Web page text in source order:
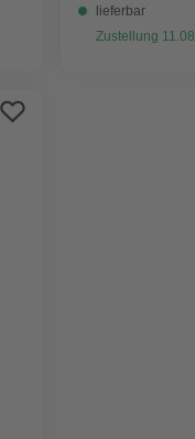
lieferbar
Zustellung